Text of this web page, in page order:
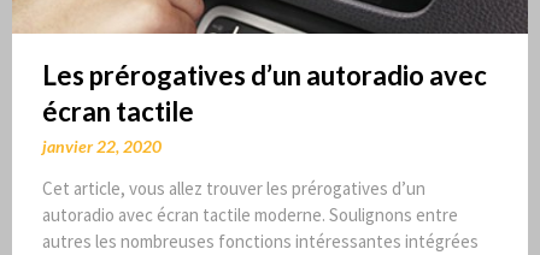
Les prérogatives d’un autoradio avec
écran tactile
janvier 22, 2020
Cet article, vous allez trouver les prérogatives d’un
autoradio avec écran tactile moderne. Soulignons entre
autres les nombreuses fonctions intéressantes intégrées